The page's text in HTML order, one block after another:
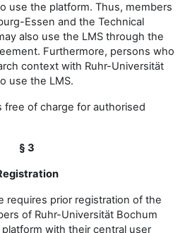
use the platform. Thus, members
Essen and the Technical
also use the LMS through the
Furthermore, persons who
context with Ruhr-Universität
use the LMS.
free of charge for authorised
§ 3
requires prior registration of the
of Ruhr-Universität Bochum
with their central user